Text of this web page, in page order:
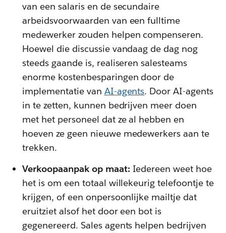
van een salaris en de secundaire
arbeidsvoorwaarden van een fulltime
medewerker zouden helpen compenseren.
Hoewel die discussie vandaag de dag nog
steeds gaande is, realiseren salesteams
enorme kostenbesparingen door de
implementatie van AI-agents. Door AI-agents
in te zetten, kunnen bedrijven meer doen
met het personeel dat ze al hebben en
hoeven ze geen nieuwe medewerkers aan te
trekken.
Verkoopaanpak op maat: Iedereen weet hoe
het is om een totaal willekeurig telefoontje te
krijgen, of een onpersoonlijke mailtje dat
eruitziet alsof het door een bot is
gegenereerd. Sales agents helpen bedrijven